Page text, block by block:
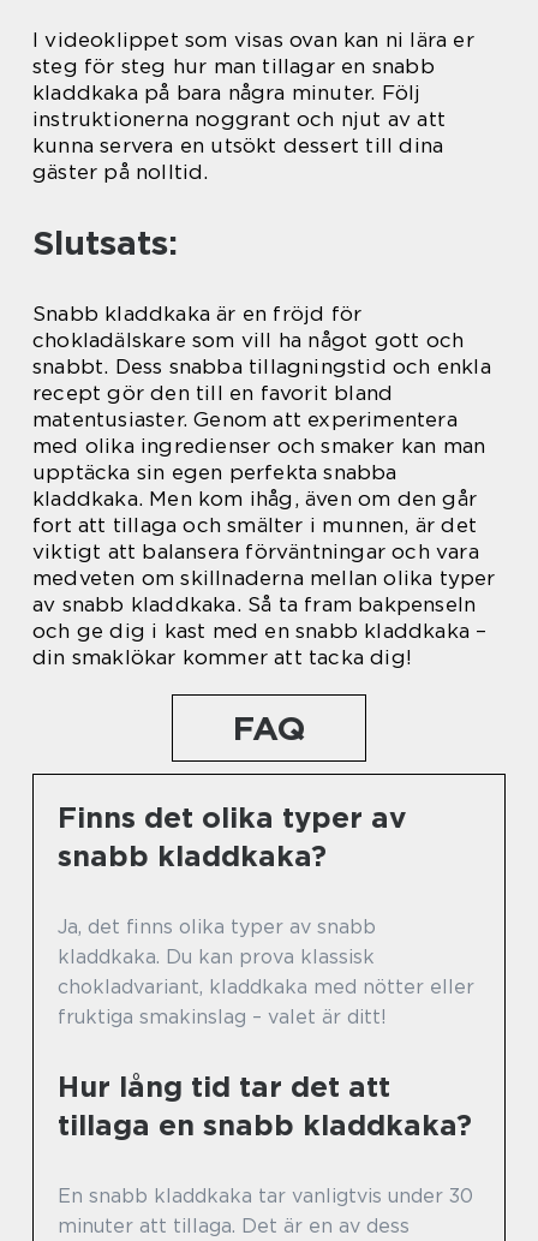
I videoklippet som visas ovan kan ni lära er
steg för steg hur man tillagar en snabb
kladdkaka på bara några minuter. Följ
instruktionerna noggrant och njut av att
kunna servera en utsökt dessert till dina
gäster på nolltid.
Slutsats:
Snabb kladdkaka är en fröjd för
chokladälskare som vill ha något gott och
snabbt. Dess snabba tillagningstid och enkla
recept gör den till en favorit bland
matentusiaster. Genom att experimentera
med olika ingredienser och smaker kan man
upptäcka sin egen perfekta snabba
kladdkaka. Men kom ihåg, även om den går
fort att tillaga och smälter i munnen, är det
viktigt att balansera förväntningar och vara
medveten om skillnaderna mellan olika typer
av snabb kladdkaka. Så ta fram bakpenseln
och ge dig i kast med en snabb kladdkaka –
din smaklökar kommer att tacka dig!
FAQ
Finns det olika typer av
snabb kladdkaka?
Ja, det finns olika typer av snabb
kladdkaka. Du kan prova klassisk
chokladvariant, kladdkaka med nötter eller
fruktiga smakinslag – valet är ditt!
Hur lång tid tar det att
tillaga en snabb kladdkaka?
En snabb kladdkaka tar vanligtvis under 30
minuter att tillaga. Det är en av dess